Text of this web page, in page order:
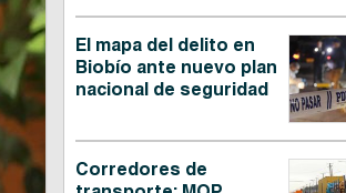
El mapa del delito en
Biobío ante nuevo plan
nacional de seguridad
Corredores de